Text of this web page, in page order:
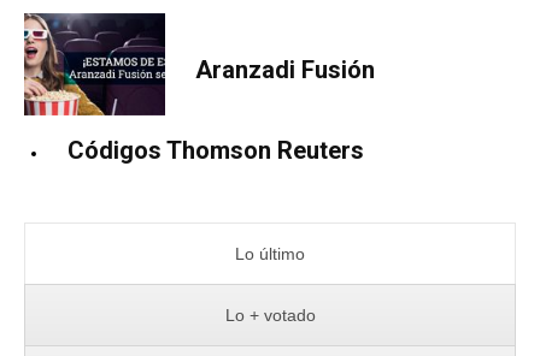
Aranzadi Fusión
Códigos Thomson Reuters
Lo último
Lo + votado